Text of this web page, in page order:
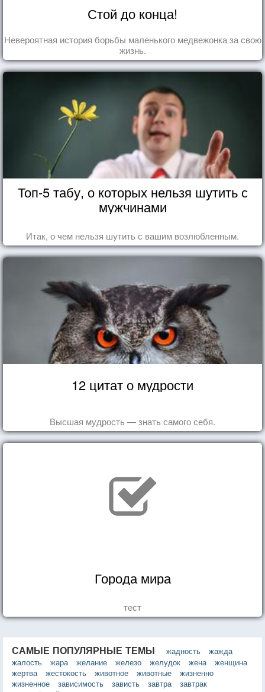
Стой до конца!
Невероятная история борьбы маленького медвежонка за свою
жизнь.
Топ-5 табу, о которых нельзя шутить с
мужчинами
Итак, о чем нельзя шутить с вашим возлюбленным.
12 цитат о мудрости
Высшая мудрость — знать самого себя.
Города мира
тест
САМЫЕ ПОПУЛЯРНЫЕ ТЕМЫ жадность
жажда
жалость
жара желание железо желудок жена
женщина
жертва
жестокость животное животные
жизненно
жизненное
зависимость зависть завтра
завтрак